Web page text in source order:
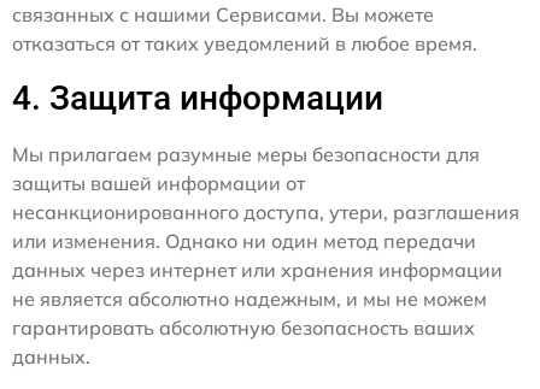
связанных с нашими Сервисами. Вы можете
отказаться от таких уведомлений в любое время.
4. Защита информации
Мы прилагаем разумные меры безопасности для
защиты вашей информации от
несанкционированного доступа, утери, разглашения
или изменения. Однако ни один метод передачи
данных через интернет или хранения информации
не является абсолютно надежным, и мы не можем
гарантировать абсолютную безопасность ваших
данных.